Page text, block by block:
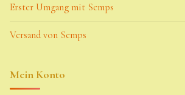
Erster Umgang mit Semps
Versand von Semps
Mein Konto